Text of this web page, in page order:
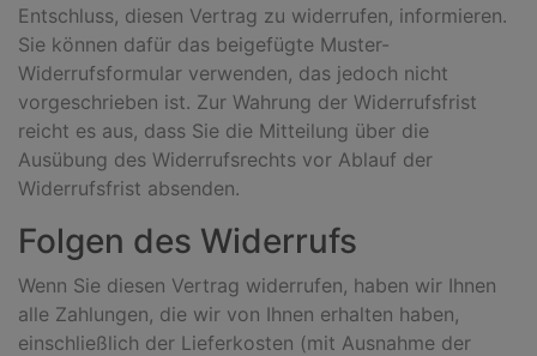
Entschluss, diesen Vertrag zu widerrufen, informieren.
Sie können dafür das beigefügte Muster-
Widerrufsformular verwenden, das jedoch nicht
vorgeschrieben ist. Zur Wahrung der Widerrufsfrist
reicht es aus, dass Sie die Mitteilung über die
Ausübung des Widerrufsrechts vor Ablauf der
Widerrufsfrist absenden.
Folgen des Widerrufs
Wenn Sie diesen Vertrag widerrufen, haben wir Ihnen
alle Zahlungen, die wir von Ihnen erhalten haben,
einschließlich der Lieferkosten (mit Ausnahme der